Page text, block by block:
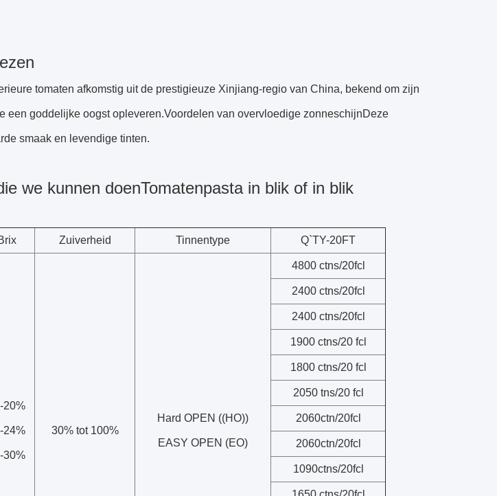
tomaten afkomstig uit de prestigieuze Xinjiang-regio van China, bekend om zijn
een goddelijke oogst opleveren.Voordelen van overvloedige zonneschijnDeze
smaak en levendige tinten.
we kunnen doenTomatenpasta in blik of in blik
Zuiverheid Tinnentype Q`TY-20FT
20%
24%
30%
30% tot 100%
Hard OPEN ((HO))
EASY OPEN (EO)
4800 ctns/20fcl
2400 ctns/20fcl
2400 ctns/20fcl
1900 ctns/20 fcl
1800 ctns/20 fcl
2050 tns/20 fcl
2060ctn/20fcl
2060ctn/20fcl
1090ctns/20fcl